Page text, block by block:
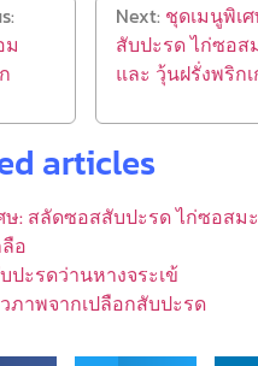
ม
Next: ชุดเมนูพิเ
สับปะรด ไก่ซอส
และ วุ้นฝรั่งพริก
articles
ษ: สลัดซอสสับปะรด ไก่ซอสม
อ
ปะรดว่านหางจระเข้
ภาพจากเปลือกสับปะรด